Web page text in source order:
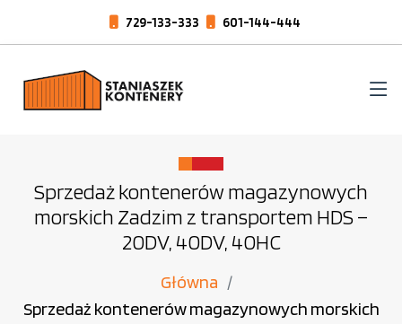
729-133-333 601-144-444
Sprzedaż kontenerów magazynowych
morskich Zadzim z transportem HDS –
20DV, 40DV, 40HC
Główna
Sprzedaż kontenerów magazynowych morskich